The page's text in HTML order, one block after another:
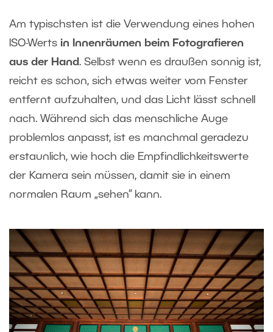
Am typischsten ist die Verwendung eines hohen
ISO-Werts in Innenräumen beim Fotografieren
aus der Hand. Selbst wenn es draußen sonnig ist,
reicht es schon, sich etwas weiter vom Fenster
entfernt aufzuhalten, und das Licht lässt schnell
nach. Während sich das menschliche Auge
problemlos anpasst, ist es manchmal geradezu
erstaunlich, wie hoch die Empfindlichkeitswerte
der Kamera sein müssen, damit sie in einem
normalen Raum „sehen“ kann.